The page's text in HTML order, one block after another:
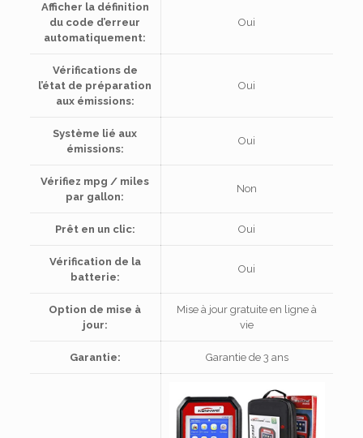
Afficher la définition
du code d’erreur
automatiquement:
Oui
Vérifications de
l’état de préparation
aux émissions:
Oui
Système lié aux
émissions:
Oui
Vérifiez mpg / miles
par gallon:
Non
Prêt en un clic: Oui
Vérification de la
batterie:
Oui
Option de mise à
jour:
Mise à jour gratuite en ligne à
vie
Garantie: Garantie de 3 ans